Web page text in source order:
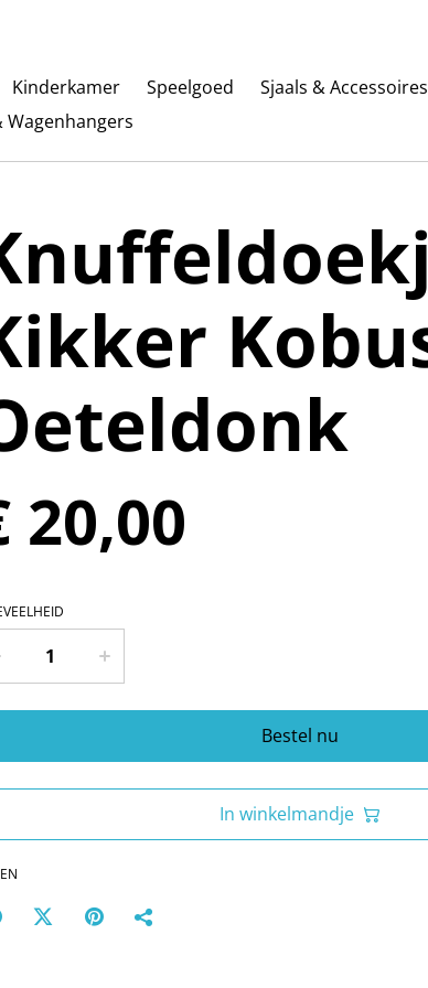
Kinderkamer Speelgoed
Sjaals & Accessoires
Wagenhangers
20,00
Bestel nu
In winkelmandje